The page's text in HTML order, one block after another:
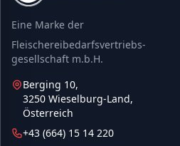
Eine Marke der
Fleischereibedarfsvertriebs-
gesellschaft m.b.H.
Berging 10,
3250 Wieselburg-Land,
Österreich
+43 (664) 15 14 220